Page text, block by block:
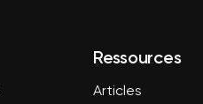
Ressources
Articles